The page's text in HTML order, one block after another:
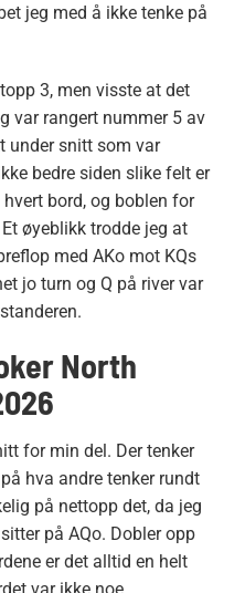
jeg med å ikke tenke på
3, men visste at det
var rangert nummer 5 av
under snitt som var
bedre siden slike felt er
bord, og boblen for
øyeblikk trodde jeg at
med AKo mot KQs
jo turn og Q på river var
North
for min del. Der tenker
hva andre tenker rundt
på nettopp det, da jeg
på AQo. Dobler opp
er det alltid en helt